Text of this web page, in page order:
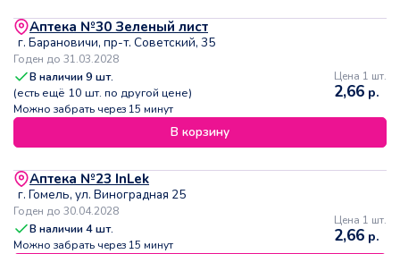
Аптека №30 Зеленый лист
г. Барановичи, пр-т. Советский, 35
Годен до 31.03.2028
В наличии9 шт.
(есть ещё 10 шт. по другой цене)
Можно забрать через 15 минут
Цена 1 шт.
2,66 р.
В корзину
Аптека №23 InLek
г. Гомель, ул. Виноградная 25
Годен до 30.04.2028
В наличии4шт.
Можно забрать через 15 минут
Цена 1 шт.
2,66 р.